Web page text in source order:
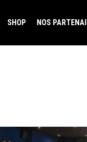
SHOP NOS